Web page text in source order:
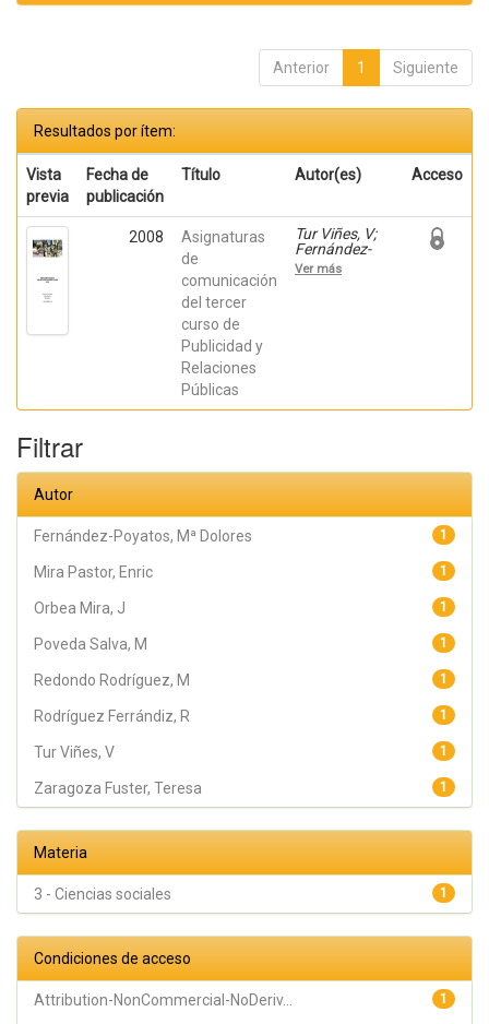
Anterior 1 Siguiente
Resultados por ítem:
Vista
previa
Fecha de
publicación
Título Autor(es) Acceso
2008
Asignaturas
de
comunicación
del tercer
curso de
Publicidad y
Relaciones
Públicas
Tur Viñes, V;
Fernández-
Poyatos, Mª
Dolores; Mira
Ver más
Filtrar
Autor
1
Fernández-Poyatos, Mª Dolores
1
Mira Pastor, Enric
1
Orbea Mira, J
1
Poveda Salva, M
1
Redondo Rodríguez, M
1
Rodríguez Ferrándiz, R
1
Tur Viñes, V
1
Zaragoza Fuster, Teresa
Materia
1
3 - Ciencias sociales
Condiciones de acceso
1
Attribution-NonCommercial-NoDeriv...